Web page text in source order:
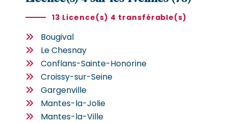
13 Licence(s) 4 transférable(s)
Bougival
Le Chesnay
Conflans-Sainte-Honorine
Croissy-sur-Seine
Gargenville
Mantes-la-Jolie
Mantes-la-Ville